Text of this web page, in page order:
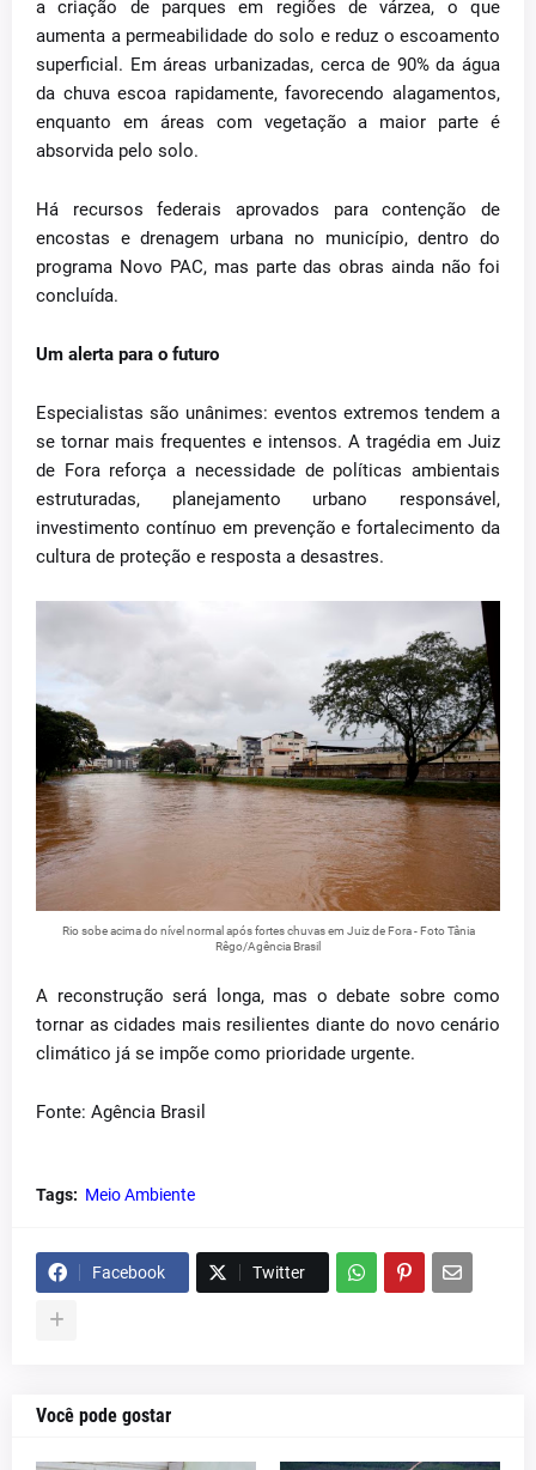
a criação de parques em regiões de várzea, o que
aumenta a permeabilidade do solo e reduz o escoamento
superficial. Em áreas urbanizadas, cerca de 90% da água
da chuva escoa rapidamente, favorecendo alagamentos,
enquanto em áreas com vegetação a maior parte é
absorvida pelo solo.
Há recursos federais aprovados para contenção de
encostas e drenagem urbana no município, dentro do
programa Novo PAC, mas parte das obras ainda não foi
concluída.
Um alerta para o futuro
Especialistas são unânimes: eventos extremos tendem a
se tornar mais frequentes e intensos. A tragédia em Juiz
de Fora reforça a necessidade de políticas ambientais
estruturadas, planejamento urbano responsável,
investimento contínuo em prevenção e fortalecimento da
cultura de proteção e resposta a desastres.
Rio sobe acima do nível normal após fortes chuvas em Juiz de Fora - Foto Tânia
Rêgo/Agência Brasil
A reconstrução será longa, mas o debate sobre como
tornar as cidades mais resilientes diante do novo cenário
climático já se impõe como prioridade urgente.
Fonte: Agência Brasil
Tags: Meio Ambiente
Facebook Twitter
Você pode gostar